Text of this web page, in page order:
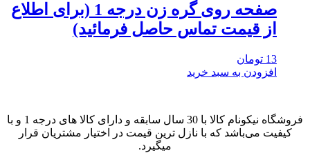
صفحه روی گره زن درجه 1 (برای اطلاع
از قیمت تماس حاصل فرمائید)
13 تومان
افزودن به سبد خرید
فروشگاه نیکونام کالا با 30 سال سابقه و دارای کالا های درجه 1 و با
کیفیت می‌باشد که با نازل ترین قیمت در اختیار مشتریان قرار
میگیرد.